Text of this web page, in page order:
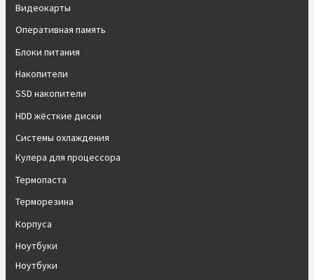
Видеокарты
Оперативная память
Блоки питания
Накопители
SSD накопители
HDD жёсткие диски
Системы охлаждения
Кулера для процессора
Термопаста
Терморезина
Корпуса
Ноутбуки
Ноутбуки